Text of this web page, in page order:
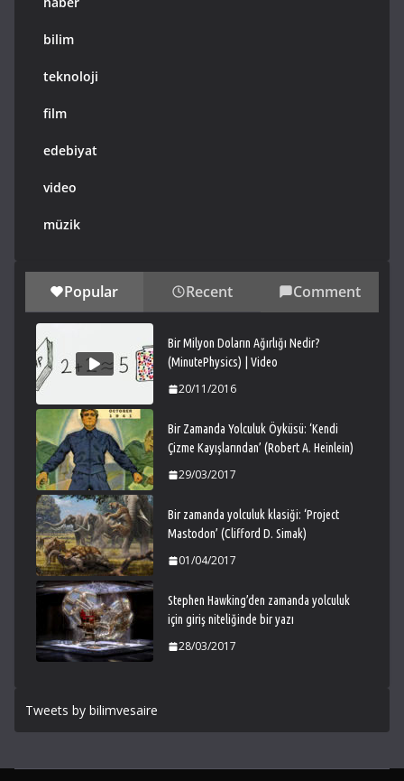
bilim
teknoloji
film
edebiyat
video
müzik
Popular Recent Comment
Bir Milyon Doların Ağırlığı Nedir?
(MinutePhysics) | Video
20/11/2016
Bir Zamanda Yolculuk Öyküsü: ‘Kendi
Çizme Kayışlarından’ (Robert A. Heinlein)
29/03/2017
Bir zamanda yolculuk klasiği: ‘Project
Mastodon’ (Clifford D. Simak)
01/04/2017
Stephen Hawking’den zamanda yolculuk
için giriş niteliğinde bir yazı
28/03/2017
Tweets by bilimvesaire